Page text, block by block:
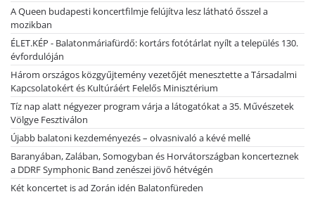
A Queen budapesti koncertfilmje felújítva lesz látható ősszel a
mozikban
ÉLET.KÉP - Balatonmáriafürdő: kortárs fotótárlat nyílt a település 130.
évfordulóján
Három országos közgyűjtemény vezetőjét menesztette a Társadalmi
Kapcsolatokért és Kultúráért Felelős Minisztérium
Tíz nap alatt négyezer program várja a látogatókat a 35. Művészetek
Völgye Fesztiválon
Újabb balatoni kezdeményezés – olvasnivaló a kévé mellé
Baranyában, Zalában, Somogyban és Horvátországban koncerteznek
a DDRF Symphonic Band zenészei jövő hétvégén
Két koncertet is ad Zorán idén Balatonfüreden